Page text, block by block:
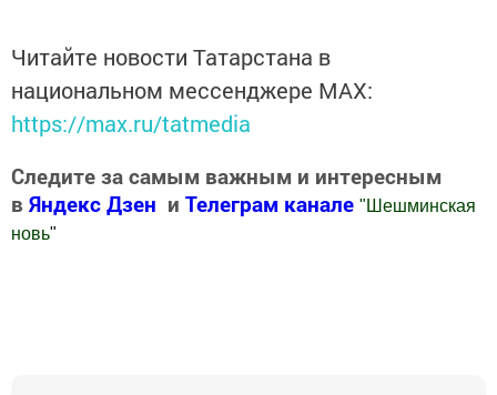
Читайте новости Татарстана в
национальном мессенджере MАХ:
https://max.ru/tatmedia
Следите за самым важным и интересным
в Яндекс Дзен и Телеграм канале " Шешминская
новь"